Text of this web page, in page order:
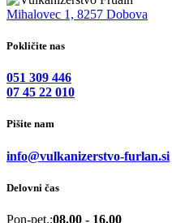
Mihalovec 1, 8257 Dobova
Pokličite nas
051 309 446
07 45 22 010
Pišite nam
info@vulkanizerstvo-furlan.si
Delovni čas
Pon-pet.:08.00 - 16.00